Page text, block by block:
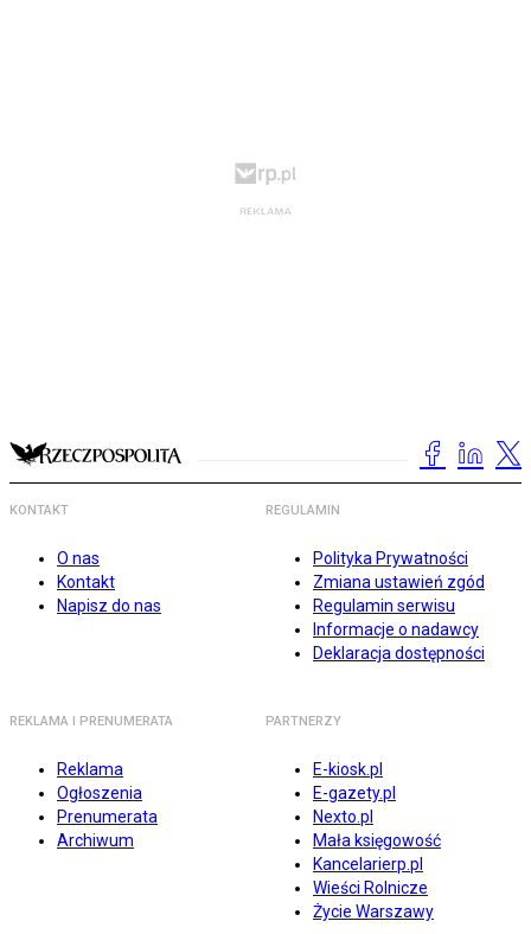
KONTAKT
O nas
Kontakt
Napisz do nas
REGULAMIN
Polityka Prywatności
Zmiana ustawień zgód
Regulamin serwisu
Informacje o nadawcy
Deklaracja dostępności
REKLAMA I PRENUMERATA
Reklama
Ogłoszenia
Prenumerata
Archiwum
PARTNERZY
E-kiosk.pl
E-gazety.pl
Nexto.pl
Mała księgowość
Kancelarierp.pl
Wieści Rolnicze
Życie Warszawy